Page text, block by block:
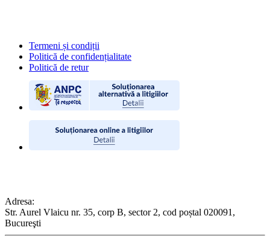
Termeni și condiții
Politică de confidențialitate
Politică de retur
Adresa:
Str. Aurel Vlaicu nr. 35, corp B, sector 2, cod poștal 020091,
Bucureşti